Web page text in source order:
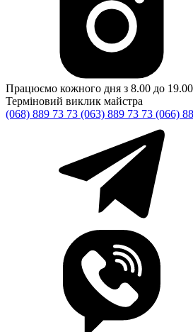
Працюємо кожного дня з 8.00 до 19.00
Терміновий виклик майстра
(068) 889 73 73 (063) 889 73 73 (066)